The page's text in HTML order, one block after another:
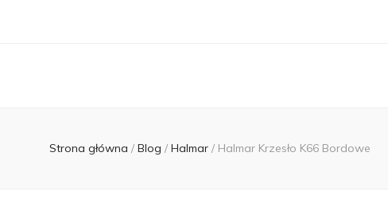
Strona główna / Blog / Halmar / Halmar Krzesło K66 Bordowe